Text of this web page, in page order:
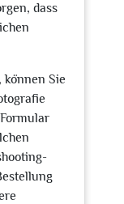
dass
Sie